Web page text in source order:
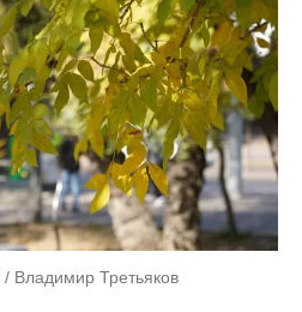
/ Владимир Третьяков